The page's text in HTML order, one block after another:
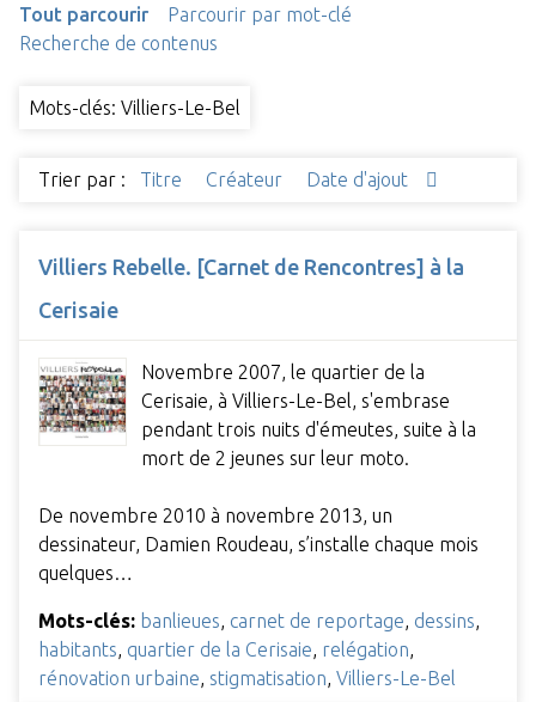
Tout parcourir
Parcourir par mot-clé
Recherche de contenus
Mots-clés: Villiers-Le-Bel
Trier par : Titre Créateur Date d'ajout
Villiers Rebelle. [Carnet de Rencontres] à la
Cerisaie
Novembre 2007, le quartier de la
Cerisaie, à Villiers-Le-Bel, s'embrase
pendant trois nuits d'émeutes, suite à la
mort de 2 jeunes sur leur moto.
De novembre 2010 à novembre 2013, un
dessinateur, Damien Roudeau, s’installe chaque mois
quelques…
Mots-clés: banlieues carnet de reportage dessins
habitants quartier de la Cerisaie relégation
rénovation urbaine stigmatisation Villiers-Le-Bel